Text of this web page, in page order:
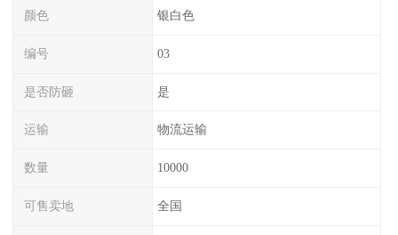
颜色 银白色
编号 03
是否防砸 是
运输 物流运输
数量 10000
可售卖地 全国